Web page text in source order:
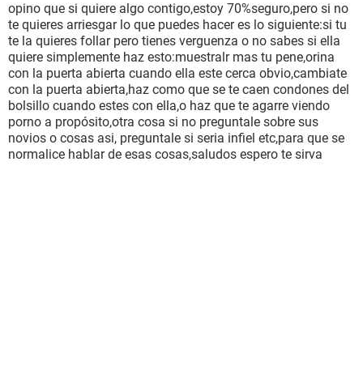
opino que si quiere algo contigo,estoy 70%seguro,pero si no
te quieres arriesgar lo que puedes hacer es lo siguiente:si tu
te la quieres follar pero tienes verguenza o no sabes si ella
quiere simplemente haz esto:muestralr mas tu pene,orina
con la puerta abierta cuando ella este cerca obvio,cambiate
con la puerta abierta,haz como que se te caen condones del
bolsillo cuando estes con ella,o haz que te agarre viendo
porno a propósito,otra cosa si no preguntale sobre sus
novios o cosas asi, preguntale si seria infiel etc,para que se
normalice hablar de esas cosas,saludos espero te sirva